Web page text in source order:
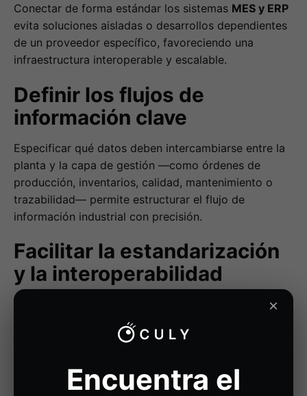
Conectar de forma estándar los sistemas MES y ERP
evita soluciones aisladas o desarrollos dependientes
de un proveedor específico, favoreciendo una
infraestructura interoperable y escalable.
Definir los flujos de
información clave
Especificar qué datos deben intercambiarse entre la
planta y la capa de gestión —como órdenes de
producción, inventarios, calidad, mantenimiento o
trazabilidad— permite estructurar el flujo de
información industrial con precisión.
Facilitar la estandarización
y la interoperabilidad
ISA-95 promueve la compatibilidad entre tecnologías
diversas, reduciendo la necesidad de desarrollos
personalizados y garantizando la integración
Mejorar la eficiencia
×
Encuentra el